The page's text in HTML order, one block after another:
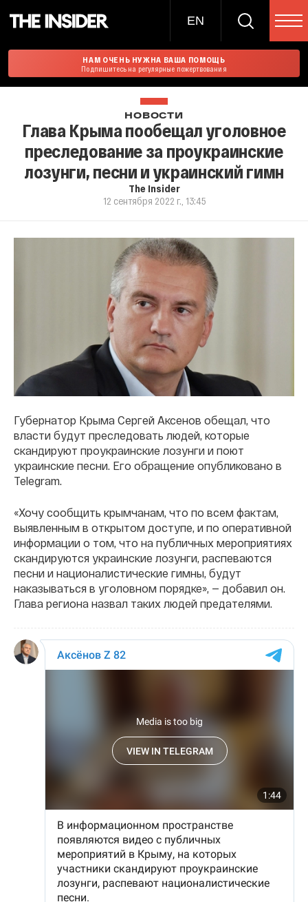
EN
НАМ ОЧЕНЬ НУЖНА ВАША ПОМОЩЬ
Подпишитесь на регулярные пожертвования
НОВОСТИ
Глава Крыма пообещал уголовное
преследование за проукраинские
лозунги, песни и украинский гимн
The Insider
12 сентября 2022 г., 13:45
Губернатор Крыма Сергей Аксенов обещал, что
власти будут преследовать людей, которые
скандируют проукраинские лозунги и поют
украинские песни. Его обращение опубликовано в
Telegram.
«Хочу сообщить крымчанам, что по всем фактам,
выявленным в открытом доступе, и по оперативной
информации о том, что на публичных мероприятиях
скандируются украинские лозунги, распеваются
песни и националистические гимны, будут
наказываться в уголовном порядке», — добавил он.
Глава региона назвал таких людей предателями.